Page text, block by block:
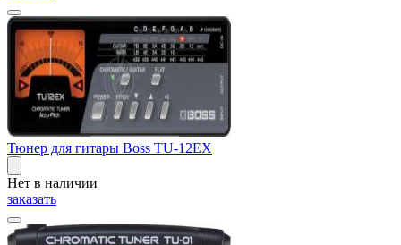
Тюнер для гитары Boss TU-12EX
Нет в наличии
заказать